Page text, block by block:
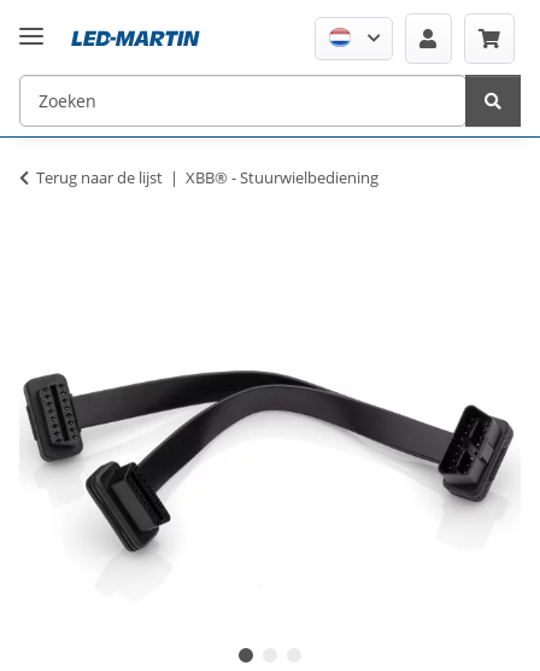
Terug naar de lijst XBB® - Stuurwielbediening